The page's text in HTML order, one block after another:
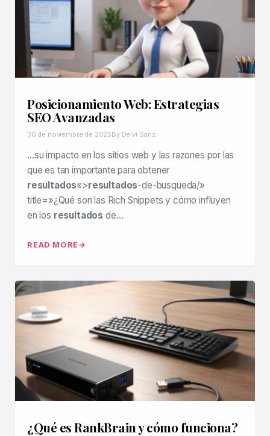
Posicionamiento Web: Estrategias
SEO Avanzadas
30 de noviembre de 2025By Deivi Sanz
…su impacto en los sitios web y las razones por las
que es tan importante para obtener
resultados«>resultados-de-busqueda/»
title=»¿Qué son las Rich Snippets y cómo influyen
en los resultados de…
READ MORE
¿Qué es RankBrain y cómo funciona?